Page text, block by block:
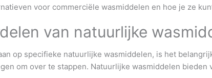
voor commerciële wasmiddelen en hoe je ze
van natuurlijke
op specifieke natuurlijke wasmiddelen, is het
om over te stappen. Natuurlijke wasmiddelen bieden